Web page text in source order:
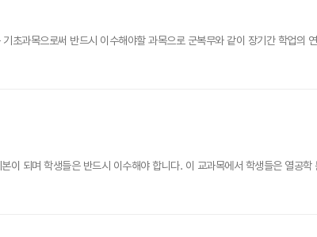
초과목으로써 반드시 이수해야할 과목으로 군복무와 같이 장기간 학업의
이 되며 학생들은 반드시 이수해야 합니다. 이 교과목에서 학생들은 열공